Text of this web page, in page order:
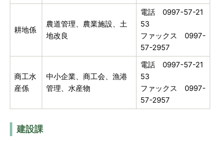
耕地係
農道管理、農業施設、土
地改良
電話 0997-57-21
53
ファックス 0997-
57-2957
商工水
産係
中小企業、商工会、漁港
管理、水産物
電話 0997-57-21
53
ファックス 0997-
57-2957
建設課